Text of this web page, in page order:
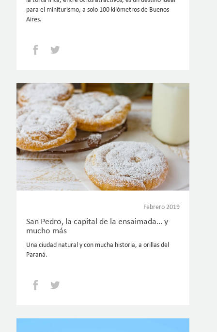
para el miniturismo, a solo 100 kilómetros de Buenos
Aires.
Facebook
Febrero 2019
San Pedro, la capital de la ensaimada… y
mucho más
Una ciudad natural y con mucha historia, a orillas del
Paraná.
Facebook